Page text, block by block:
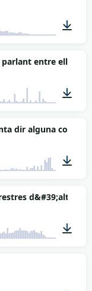
00:15
entre ells
01:18
dir alguna cosa
00:16
d&#39;altres